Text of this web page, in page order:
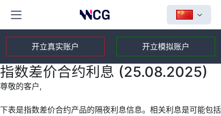
开立真实账户 开立模拟账户
指数差价合约利息 (25.08.2025)
尊敬的客户,
下表是指数差价合约产品的隔夜利息信息。相关利息是可能包括